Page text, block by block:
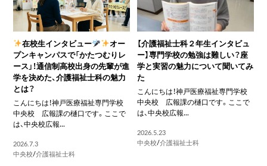
在校生インタビュー
オー
プンキャンパスで「かたつむりレ
ース」！通信制高校出身の先輩が進
学を決めた、介護福祉士科の魅力
とは？
こんにちは！神戸医療福祉専門学校
中央校 広報課の樋口です。ここで
は、中央校広報...
2026.7.3
中央校/介護福祉士科
【介護福祉士科２年生インタビュ
ー】専門学校の勉強は難しい？座
学と実習の魅力について聞いてみ
た
こんにちは！神戸医療福祉専門学校
中央校 広報課の樋口です。ここで
は、中央校広報...
2026.5.23
中央校/介護福祉士科